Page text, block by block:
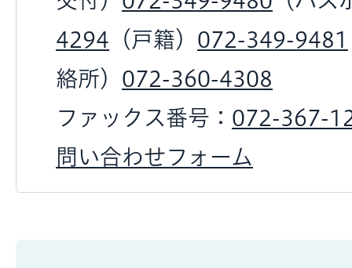
4294 （戸籍） 072-349-9481
絡所） 072-360-4308
ファックス番号： 072-367-
問い合わせフォーム